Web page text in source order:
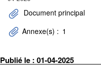
Document principal
Annexe(s) : 1
Publié le : 01-04-2025